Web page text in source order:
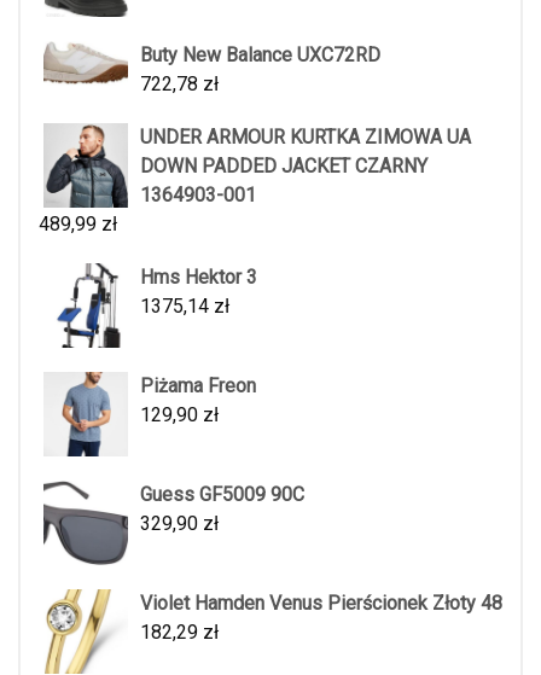
Buty New Balance UXC72RD
722,78 zł
UNDER ARMOUR KURTKA ZIMOWA UA
DOWN PADDED JACKET CZARNY
1364903-001
489,99 zł
Hms Hektor 3
1375,14 zł
Piżama Freon
129,90 zł
Guess GF5009 90C
329,90 zł
Violet Hamden Venus Pierścionek Złoty 48
182,29 zł